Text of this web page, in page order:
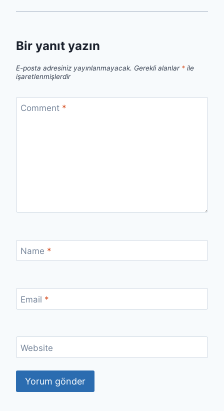
Bir yanıt yazın
E-posta adresiniz yayınlanmayacak. Gerekli alanlar * ile
işaretlenmişlerdir
Comment *
Name *
Email *
Website